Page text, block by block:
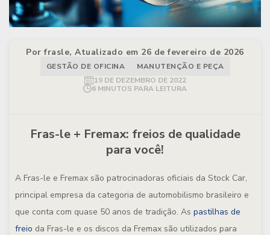
Por frasle, Atualizado em 26 de fevereiro de 2026
GESTÃO DE OFICINA
MANUTENÇÃO E PEÇA
19 DE DEZEMBRO DE 2022
6 MINUTOS PARA LEITURA
Fras-le + Fremax: freios de qualidade
para você!
A Fras-le e Fremax são patrocinadoras oficiais da Stock Car,
principal empresa da categoria de automobilismo brasileiro e
que conta com quase 50 anos de tradição. As pastilhas de
freio da Fras-le e os discos da Fremax são utilizados para